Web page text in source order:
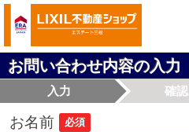
お問い合わせ内容の入力
入力 確認
お名前 必須